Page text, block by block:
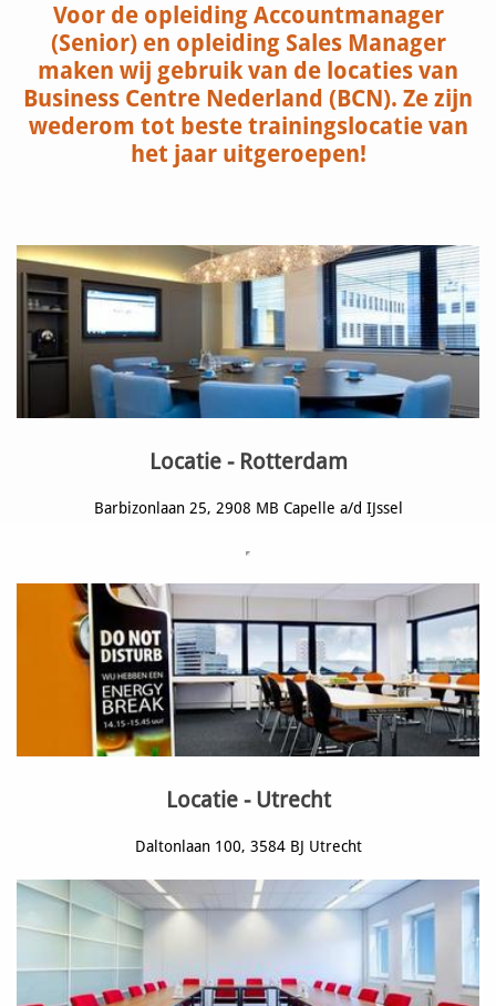
Voor de opleiding Accountmanager
(Senior) en opleiding Sales Manager
maken wij gebruik van de locaties van
Business Centre Nederland (BCN). Ze zijn
wederom tot beste trainingslocatie van
het jaar uitgeroepen!
Locatie - Rotterdam
Barbizonlaan 25, 2908 MB Capelle a/d IJssel
Locatie - Utrecht
Daltonlaan 100, 3584 BJ Utrecht